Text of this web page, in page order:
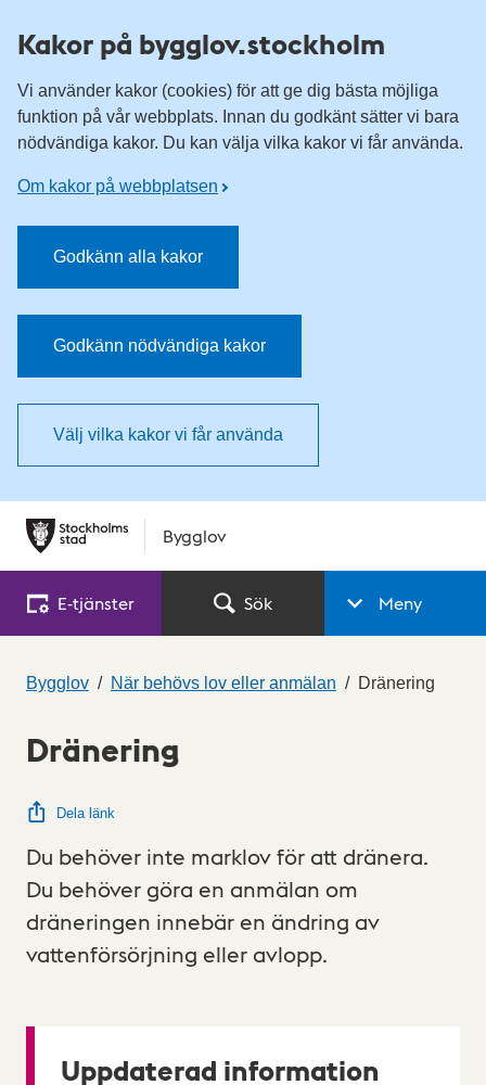
Kakor på bygglov.stockholm
Vi använder kakor (cookies) för att ge dig bästa möjliga
funktion på vår webbplats. Innan du godkänt sätter vi bara
nödvändiga kakor. Du kan välja vilka kakor vi får använda.
Om kakor på webbplatsen
Godkänn alla kakor
Godkänn nödvändiga kakor
Välj vilka kakor vi får använda
Bygglov
E‑tjänster Sök Meny
Bygglov När behövs lov eller anmälan Dränering
Dränering
Dela länk
Du behöver inte marklov för att dränera.
Du behöver göra en anmälan om
dräneringen innebär en ändring av
vattenförsörjning eller avlopp.
Uppdaterad information